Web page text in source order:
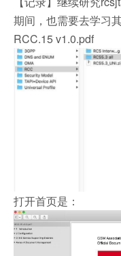
期间，也需要去学习
RCC.15 v1.0.pdf
打开首页是：